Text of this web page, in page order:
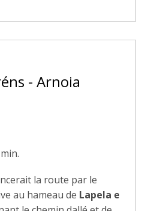
- Arnoia
la route par le
au hameau de Lapela e